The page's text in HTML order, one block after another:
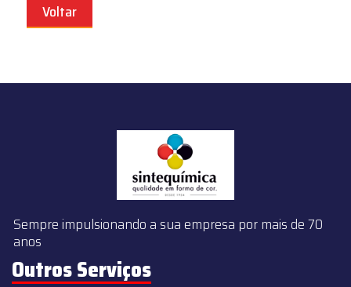
Voltar
Sempre impulsionando a sua empresa por mais de 70
anos
Outros Serviços